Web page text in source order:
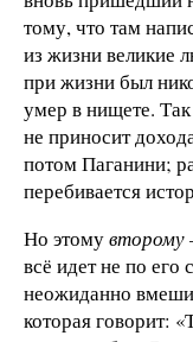
тому, что там
из жизни великие
при жизни был
умер в нищете.
не приносит
потом Паганини;
перебивается
Но этомувторому
всё идет не по
неожиданно
которая говорит: